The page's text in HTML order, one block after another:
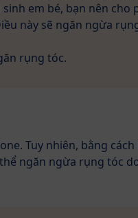
em bé, bạn nên cho
này sẽ ngăn ngừa
rụng tóc.
Tuy nhiên, bằng
ngăn ngừa rụng tóc